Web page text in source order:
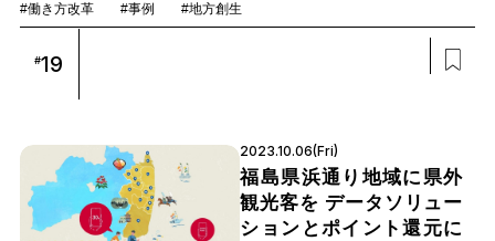
#働き方改革 #事例 #地方創生
#19
2023.10.06(Fri)
福島県浜通り地域に県外
観光客を データソリュー
ションとポイント還元に